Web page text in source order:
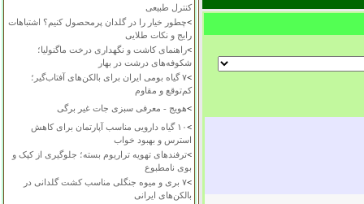
کنترل طبیعی
>چطور خیار را در گلدان پرمحصول کنیم؟ اشتباهات
رایج و نکات طلایی
>راهنمای کاشت و نگهداری درخت ماگنولیا؛
شکوفه‌های درشت در بهار
>
۷ گیاه بومی ایران برای بالکن‌های آفتاب‌گیر؛
کم‌توقع و مقاوم
>هویج - معرفی سبزی جات غیر برگی
>
۱۰ گیاه دارویی مناسب آپارتمان برای کاهش
استرس و بهبود خواب
>ترفندهای تهویه تراریوم بسته؛ جلوگیری از کپک و
بوی نامطبوع
>
۷ بری و میوه جنگلی مناسب کشت گلدانی در
بالکن‌های ایرانی